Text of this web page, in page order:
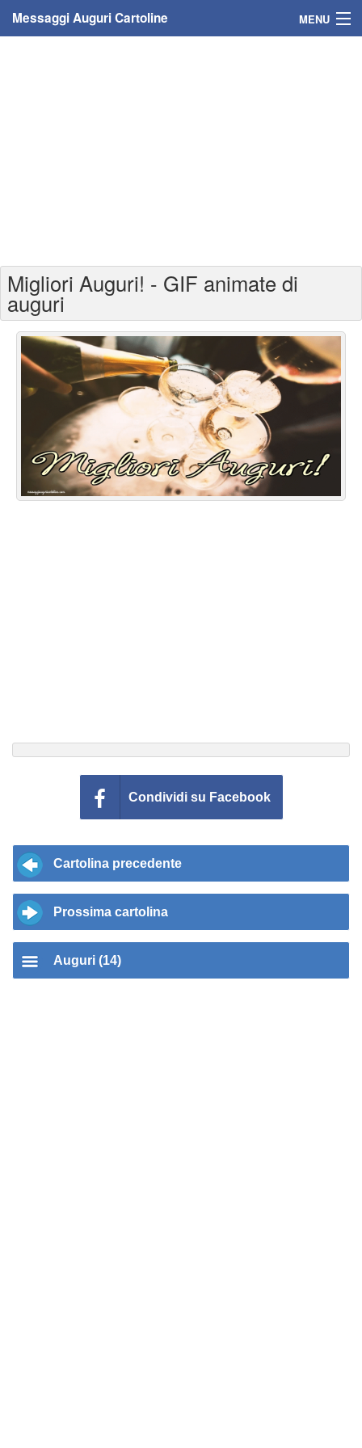
Messaggi Auguri Cartoline MENU
Cartoline auguri anni
Cartoline giorni anno
Cartoline giorni settimana
Cartoline musicali
Cartoline animate
Accedi
Migliori Auguri! - GIF animate di
auguri
Condividi su Facebook
Cartolina precedente
Prossima cartolina
Auguri (14)